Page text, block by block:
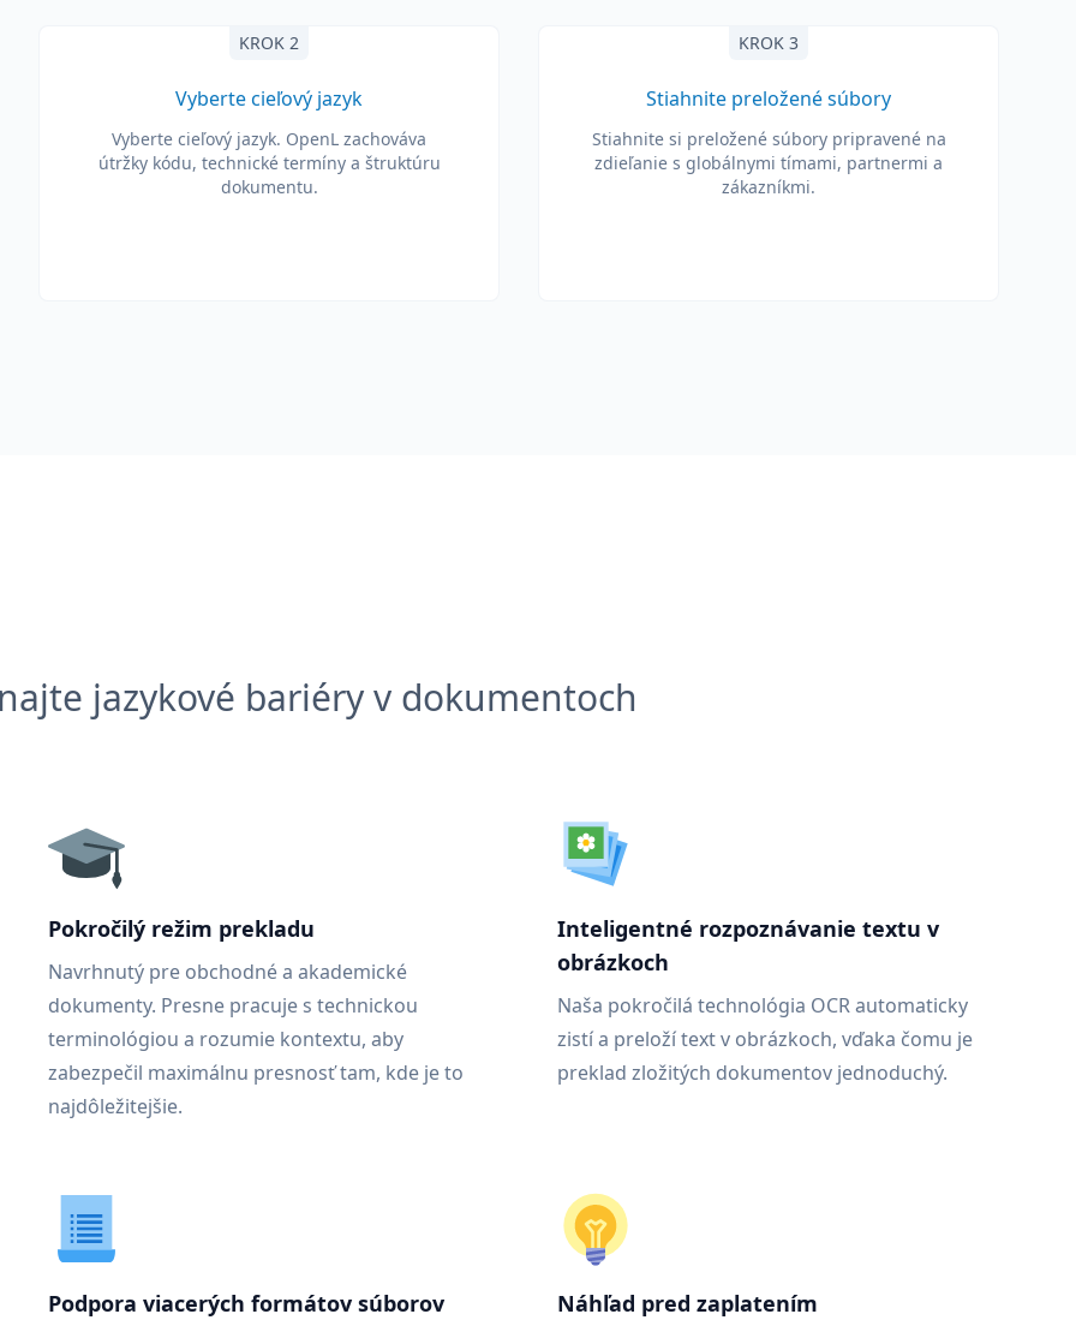
KROK 2
Vyberte cieľový jazyk
Vyberte cieľový jazyk. OpenL zachováva
útržky kódu, technické termíny a štruktúru
dokumentu.
KROK 3
Stiahnite preložené súbory
Stiahnite si preložené súbory pripravené na
zdieľanie s globálnymi tímami, partnermi a
zákazníkmi.
jazykové bariéry v dokumentoch
Pokročilý režim prekladu
Navrhnutý pre obchodné a akademické
dokumenty. Presne pracuje s technickou
terminológiou a rozumie kontextu, aby
zabezpečil maximálnu presnosť tam, kde je to
najdôležitejšie.
Inteligentné rozpoznávanie textu v
obrázkoch
Naša pokročilá technológia OCR automaticky
zistí a preloží text v obrázkoch, vďaka čomu je
preklad zložitých dokumentov jednoduchý.
Podpora viacerých formátov súborov Náhľad pred zaplatením